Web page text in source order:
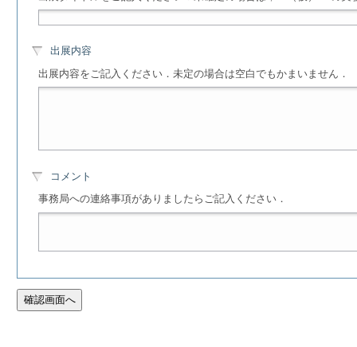
出展内容
出展内容をご記入ください．未定の場合は空白でもかまいません．
コメント
事務局への連絡事項がありましたらご記入ください．